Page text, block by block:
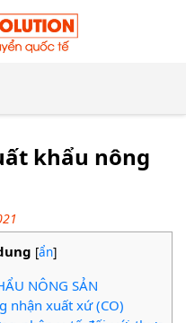
khẩu nông
[ẩn]
NÔNG SẢN
nhận xuất xứ (CO)